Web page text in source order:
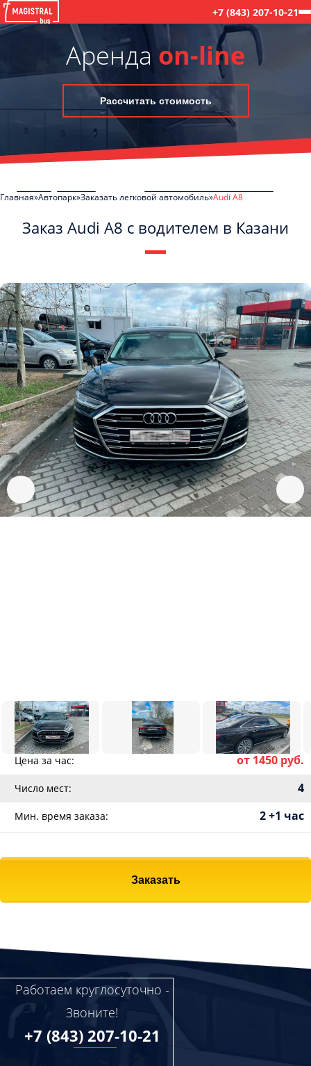
+7 (843) 207-10-21
Аренда on-line
Рассчитать стоимость
Главная Автопарк Заказать легковой автомобиль Audi A8
Заказ Audi A8 с водителем в Казани
Цена за час: от 1450 руб.
Число мест: 4
Мин. время заказа: 2 +1 час
Заказать
Работаем круглосуточно -
Звоните!
+7 (843) 207-10-21
обработку моих Персональных данных